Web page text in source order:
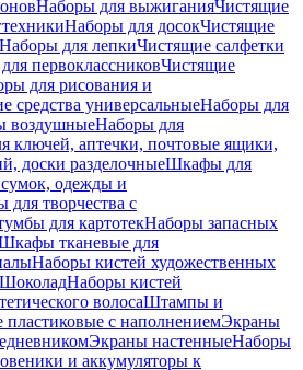
Наборы для выжиганияЧистящие
Наборы для досокЧистящие
Наборы для лепкиЧистящие салфетки
первоклассниковЧистящие
для рисования и
средства универсальныеНаборы для
воздушныеНаборы для
ключей, аптечки, почтовые ящики,
доски разделочныеШкафы для
одежды и
для творчества с
для картотекНаборы запасных
тканевые для
Наборы кистей художественных
ШоколадНаборы кистей
волосаШтампы и
с наполнениемЭкраны
Экраны настенныеНаборы
и аккумуляторы к